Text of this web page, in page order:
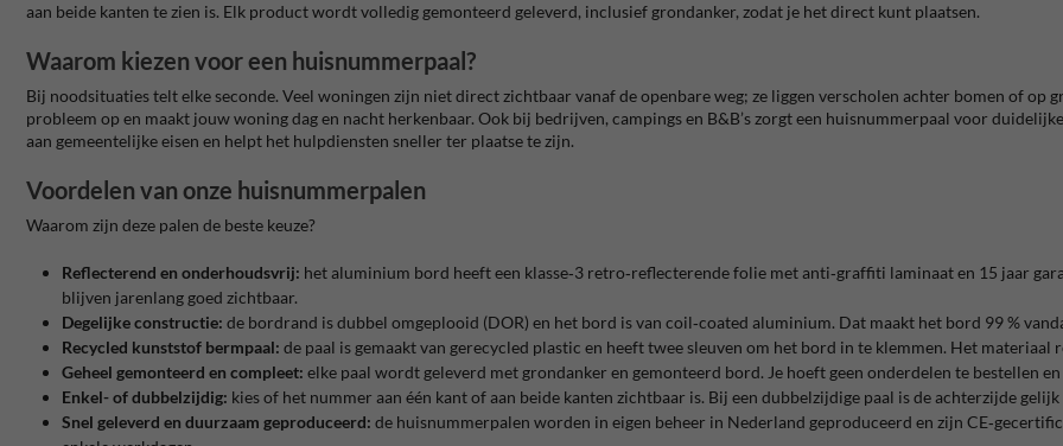
aan beide kanten te zien is. Elk product wordt volledig gemonteerd geleverd, inclusief grondanker, zodat je het direct kunt plaatsen.
Waarom kiezen voor een huisnummerpaal?
Bij noodsituaties telt elke seconde. Veel woningen zijn niet direct zichtbaar vanaf de openbare weg; ze liggen verscholen achter bomen of
probleem op en maakt jouw woning dag en nacht herkenbaar. Ook bij bedrijven, campings en B&B’s zorgt een huisnummerpaal voor
aan gemeentelijke eisen en helpt het hulpdiensten sneller ter plaatse te zijn.
Voordelen van onze huisnummerpalen
Waarom zijn deze palen de beste keuze?
Reflecterend en onderhoudsvrij: het aluminium bord heeft een klasse‑3 retro‑reflecterende folie met anti‑graffiti laminaat en 15 jaar
blijven jarenlang goed zichtbaar.
Degelijke constructie: de bordrand is dubbel omgeplooid (DOR) en het bord is van coil‑coated aluminium. Dat maakt het bord 99 %
Recycled kunststof bermpaal: de paal is gemaakt van gerecycled plastic en heeft twee sleuven om het bord in te klemmen. Het
Geheel gemonteerd en compleet: elke paal wordt geleverd met grondanker en gemonteerd bord. Je hoeft geen onderdelen te bestellen
Enkel- of dubbelzijdig: kies of het nummer aan één kant of aan beide kanten zichtbaar is. Bij een dubbelzijdige paal is de achterzijde
Snel geleverd en duurzaam geproduceerd: de huisnummerpalen worden in eigen beheer in Nederland geproduceerd en zijn